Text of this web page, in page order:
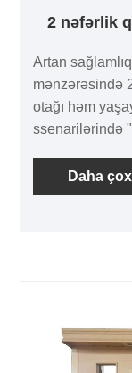
2 nəfərlik
Artan
mənzərəsində
otağı həm
ssenarilərində
peşəkar
dizaynı, zavod
Daha